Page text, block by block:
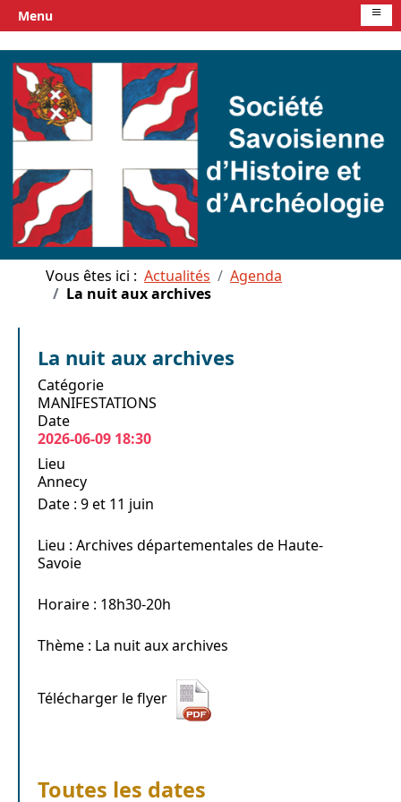
Vous êtes ici : Actualités
Agenda
La nuit aux archives
La nuit aux archives
Catégorie
MANIFESTATIONS
Date
2026-06-09 18:30
Lieu
Annecy
Date : 9 et 11 juin
Lieu : Archives départementales de Haute-
Savoie
Horaire : 18h30-20h
Thème : La nuit aux archives
Télécharger le flyer
Toutes les dates
Menu ≡